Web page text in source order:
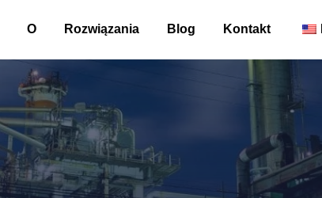
O Rozwiązania Blog Kontakt